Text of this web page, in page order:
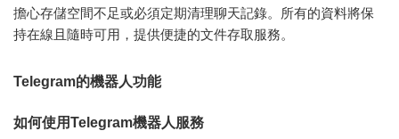
擔心存儲空間不足或必須定期清理聊天記錄。所有的資料將保
持在線且隨時可用，提供便捷的文件存取服務。
Telegram的機器人功能
如何使用Telegram機器人服務